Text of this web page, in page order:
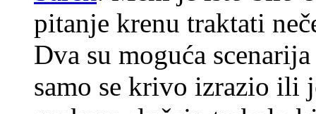
pitanje krenu traktati
Dva su moguća
samo se krivo izrazio ili